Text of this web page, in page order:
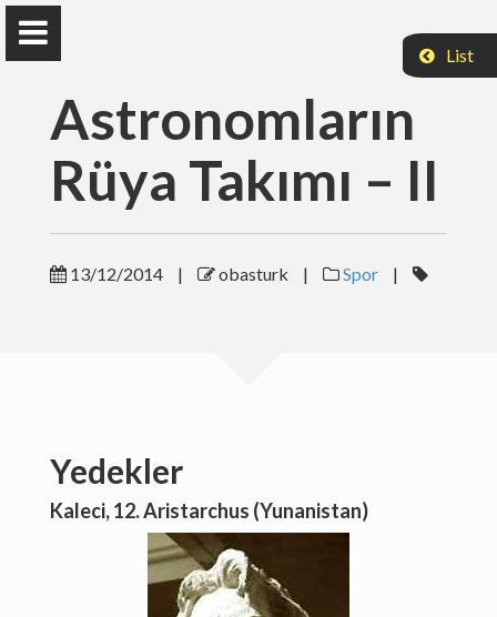
Özgür Baştürk
Dersler
List
Astronomların
Rüya Takımı – II
13/12/2014 | obasturk | Spor |
Yedekler
Kaleci, 12. Aristarchus (Yunanistan)